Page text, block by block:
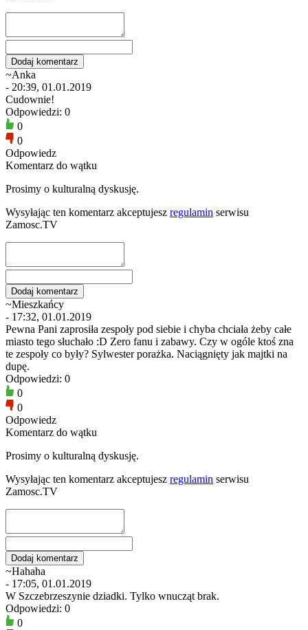
~Anka
- 20:39, 01.01.2019
Cudownie!
Odpowiedzi: 0
0
0
Odpowiedz
Komentarz do wątku
Prosimy o kulturalną dyskusję.
Wysyłając ten komentarz akceptujesz regulamin serwisu
Zamosc.TV
~Mieszkańcy
- 17:32, 01.01.2019
Pewna Pani zaprosiła zespoły pod siebie i chyba chciała żeby całe
miasto tego słuchało :D Zero fanu i zabawy. Czy w ogóle ktoś zna
te zespoły co były? Sylwester porażka. Naciągnięty jak majtki na
dupę.
Odpowiedzi: 0
0
0
Odpowiedz
Komentarz do wątku
Prosimy o kulturalną dyskusję.
Wysyłając ten komentarz akceptujesz regulamin serwisu
Zamosc.TV
~Hahaha
- 17:05, 01.01.2019
W Szczebrzeszynie dziadki. Tylko wnucząt brak.
Odpowiedzi: 0
0